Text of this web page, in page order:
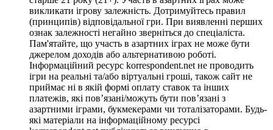
викликати ігрову залежність. Дотримуйтесь правил
(принципів) відповідальної гри. При виявленні перших
ознак залежності негайно зверніться до спеціаліста.
Пам'ятайте, що участь в азартних іграх не може бути
джерелом доходів або альтернативою роботі.
Інформаційний ресурс korrespondent.net не проводить
ігри на реальні та/або віртуальні гроші, також сайт не
приймає ні в якій формі оплату ставок та інших
платежів, які пов’язані/можуть бути пов’язані з
азартними іграми, букмекерами чи тоталізаторами. Будь-
які матеріали на інформаційному ресурсі